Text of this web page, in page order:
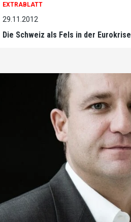
EXTRABLATT
29.11.2012
Die Schweiz als Fels in der Eurokrise